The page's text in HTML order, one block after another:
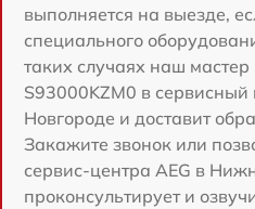
выполняется на выезде,
специального
таких случаях наш мастер
S93000KZM0 в
Новгороде и доставит
Закажите звонок или
сервис-центра AEG в
проконсультирует и